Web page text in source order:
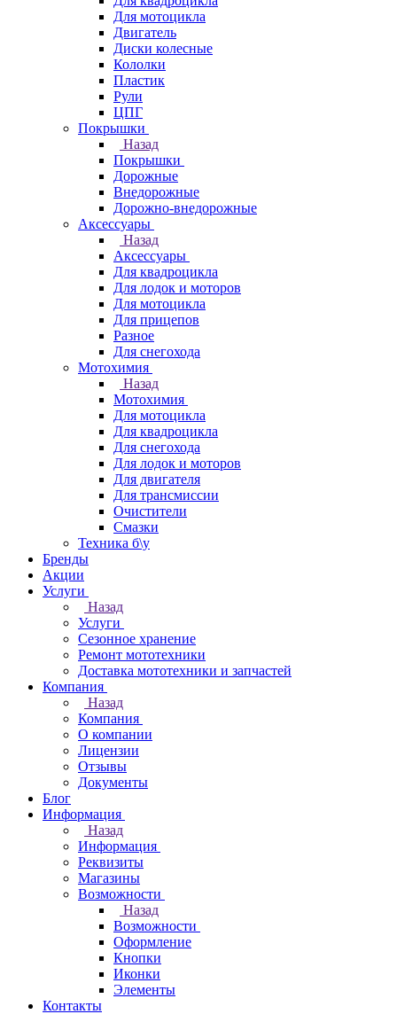
Для мотоцикла
Двигатель
Диски колесные
Кололки
Пластик
Рули
ЦПГ
Покрышки
Назад
Покрышки
Дорожные
Внедорожные
Дорожно-внедорожные
Аксессуары
Назад
Аксессуары
Для квадроцикла
Для лодок и моторов
Для мотоцикла
Для прицепов
Разное
Для снегохода
Мотохимия
Назад
Мотохимия
Для мотоцикла
Для квадроцикла
Для снегохода
Для лодок и моторов
Для двигателя
Для трансмиссии
Очистители
Смазки
Техника б\у
Бренды
Акции
Услуги
Назад
Услуги
Сезонное хранение
Ремонт мототехники
Доставка мототехники и запчастей
Компания
Назад
Компания
О компании
Лицензии
Отзывы
Документы
Блог
Информация
Назад
Информация
Реквизиты
Магазины
Возможности
Назад
Возможности
Оформление
Кнопки
Иконки
Элементы
Контакты